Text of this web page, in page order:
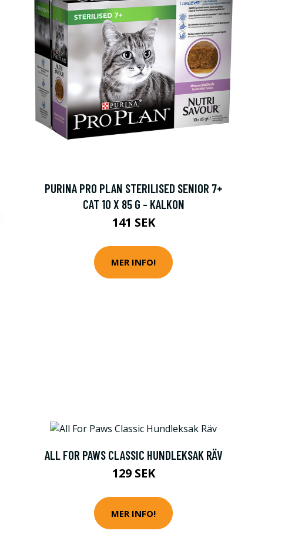
PURINA PRO PLAN STERILISED SENIOR 7+
CAT 10 X 85 G - KALKON
141 SEK
MER INFO!
ALL FOR PAWS CLASSIC HUNDLEKSAK RÄV
129 SEK
MER INFO!